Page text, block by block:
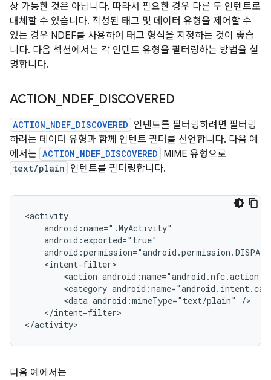
상 가능한 것은 아닙니다. 따라서 필요한 경우 다른 두 인텐트로
대체할 수 있습니다. 작성된 태그 및 데이터 유형을 제어할 수
있는 경우 NDEF를 사용하여 태그 형식을 지정하는 것이 좋습
니다. 다음 섹션에서는 각 인텐트 유형을 필터링하는 방법을 설
명합니다.
ACTION NDEF_ DISCOVERED
ACTION_NDEF_DISCOVERED 인텐트를 필터링하려면 필터링
하려는 데이터 유형과 함께 인텐트 필터를 선언합니다. 다음 예
에서는 ACTION_NDEF_DISCOVERED MIME 유형으로
text/plain 인텐트를 필터링합니다.
<action
<category
<data android:mimeType="text/plain"
</intent-filter>
</activity>
다음 예에서는